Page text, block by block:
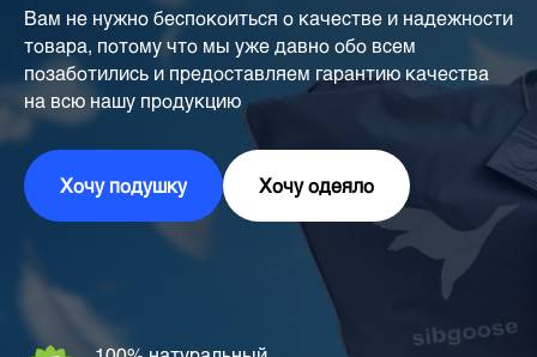
Вам не нужно беспокоиться о качестве и надежности
товара, потому что мы уже давно обо всем
позаботились и предоставляем гарантию качества
на всю нашу продукцию
Хочу подушку Хочу одеяло